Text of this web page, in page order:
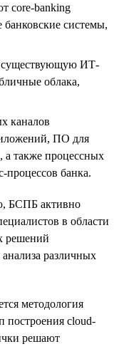
core-banking
системы,
существующую ИТ-
облака,
каналов
ПО для
а также процессных
процессов банка.
БСПБ активно
в области
решений
различных
методология
построения cloud-
решают